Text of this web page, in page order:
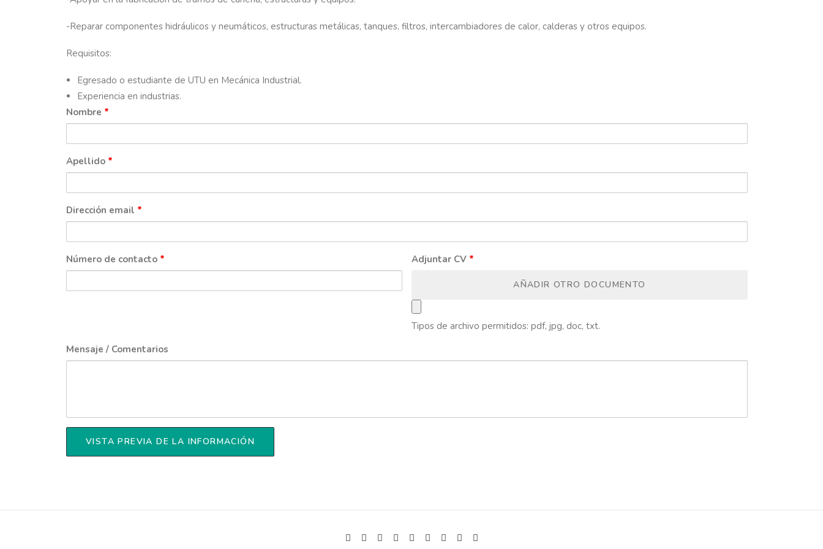
-Reparar componentes hidráulicos y neumáticos, estructuras metálicas, tanques, filtros, intercambiadores de calor, calderas y otros equipos.
Requisitos:
Egresado o estudiante de UTU en Mecánica Industrial.
Experiencia en industrias.
Nombre *
Apellido *
Dirección email *
Número de contacto * Adjuntar CV *
AÑADIR OTRO DOCUMENTO
Tipos de archivo permitidos: pdf, jpg, doc, txt.
Mensaje / Comentarios